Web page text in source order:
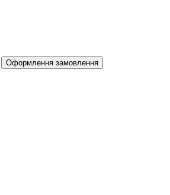
Оформлення замовлення